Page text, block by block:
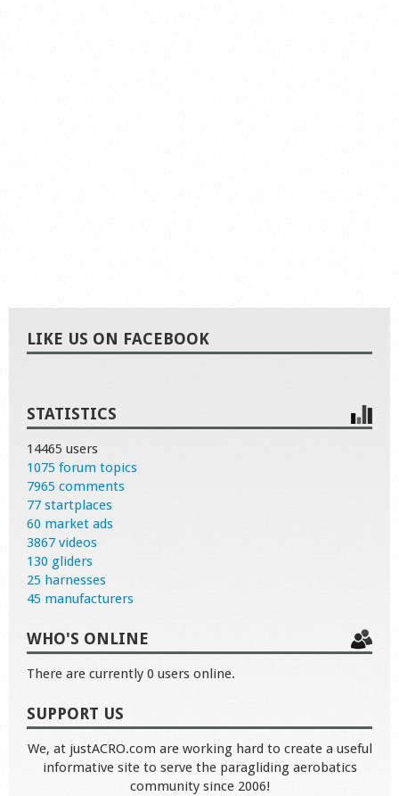
LIKE US ON FACEBOOK
STATISTICS
14465 users
1075 forum topics
7965 comments
77 startplaces
60 market ads
3867 videos
130 gliders
25 harnesses
45 manufacturers
WHO'S ONLINE
There are currently 0 users online.
SUPPORT US
We, at justACRO.com are working hard to create a useful
informative site to serve the paragliding aerobatics
community since 2006!